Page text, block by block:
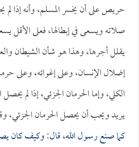
حريص على أن يخسر المسلم، وأنه إذا
صلاته ويسعى في إبطالها، فعلى الأقل
يقلل أجرها، وهذا هو شأن الشيطان
إضلال الإنسان، وعلى إغوائه، وعلى
الكلي، وإما الحرمان الجزئي، إذا لم يحصل
يريد ويحب أن يحصل الحرمان الجزئي،
كما صنع رسول الله، قال: وكيف كان